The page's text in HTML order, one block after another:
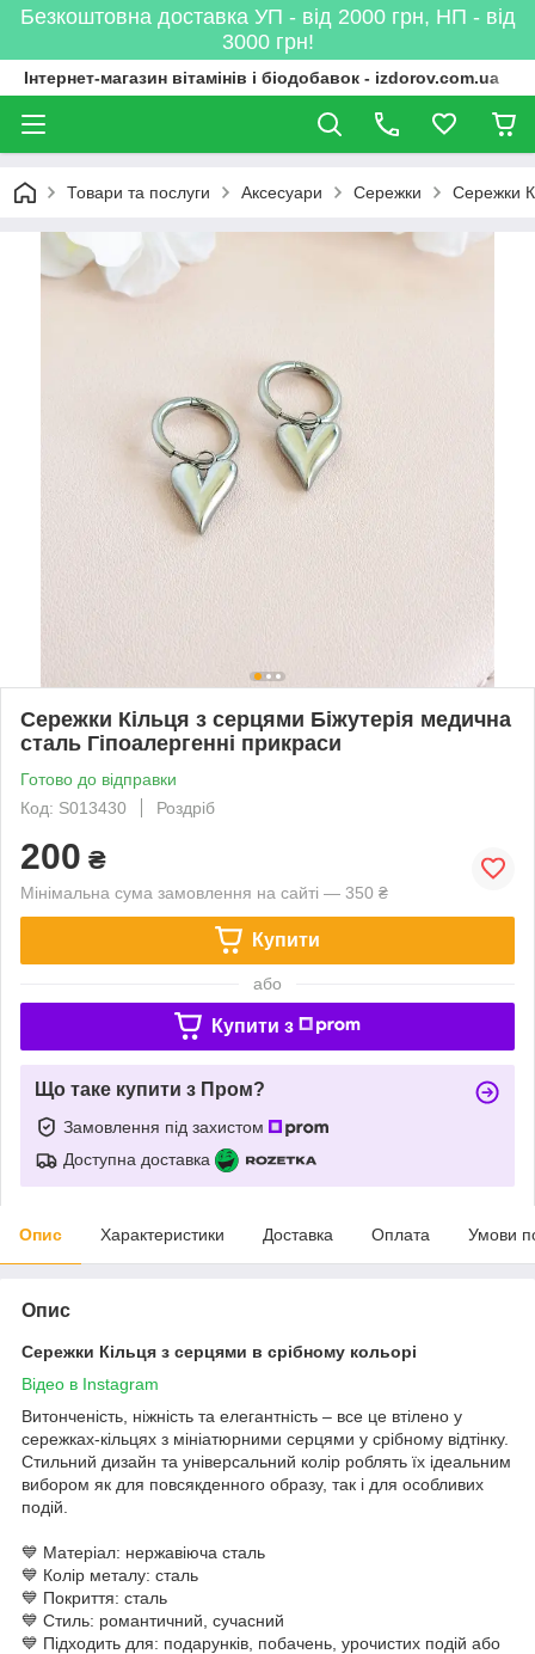
Безкоштовна доставка УП - від 2000 грн, НП - від
3000 грн!
Інтернет-магазин вітамінів і біодобавок - izdorov.com.ua
Товари та послуги Аксесуари Сережки Сережки
Сережки Кільця з серцями Біжутерія медична
сталь Гіпоалергенні прикраси
Готово до відправки
Код: S013430
Роздріб
200 ₴
Мінімальна сума замовлення на сайті — 350 ₴
Купити
або
Купити з
Що таке купити з Пром?
Замовлення під захистом
Доступна доставка
Опис Характеристики Доставка Оплата Умови
Опис
Сережки Кільця з серцями в срібному кольорі
Відео в Instagram
Витонченість, ніжність та елегантність – все це втілено у
сережках-кільцях з мініатюрними серцями у срібному відтінку.
Стильний дизайн та універсальний колір роблять їх ідеальним
вибором як для повсякденного образу, так і для особливих
подій.
💙 Матеріал: нержавіюча сталь
💙 Колір металу: сталь
💙 Покриття: сталь
💙 Стиль: романтичний, сучасний
💙 Підходить для: подарунків, побачень, урочистих подій або